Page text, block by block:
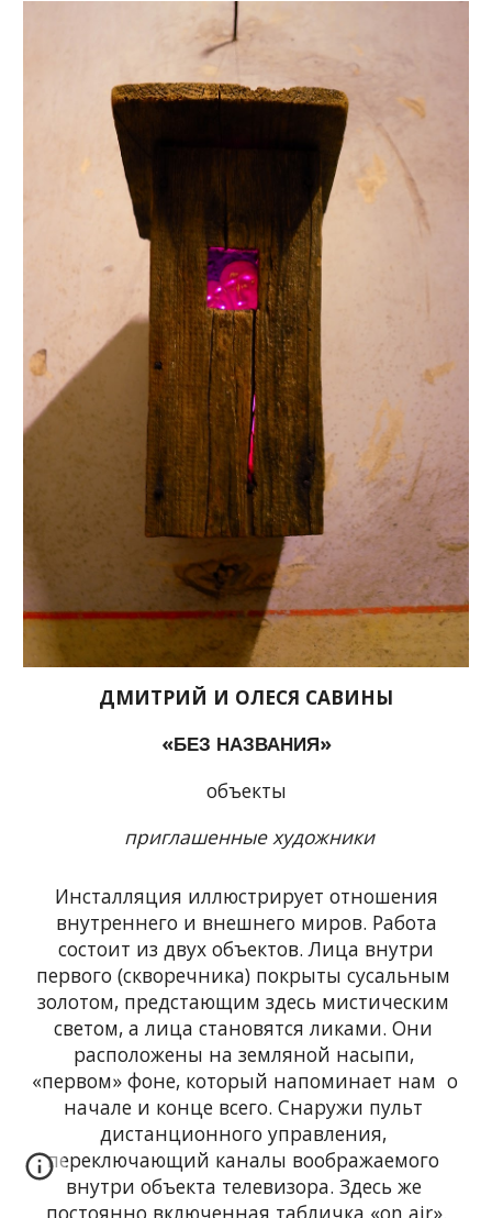
ДМИТРИЙ И ОЛЕСЯ САВИНЫ
«БЕЗ НАЗВАНИЯ»
объекты
приглашенные художники
Инсталляция иллюстрирует отношения
внутреннего и внешнего миров. Работа
состоит из двух объектов. Лица внутри
первого (скворечника) покрыты сусальным
золотом, предстающим здесь мистическим
светом, а лица становятся ликами. Они
расположены на земляной насыпи,
«первом» фоне, который напоминает нам  о
начале и конце всего. Снаружи пульт
дистанционного управления,
переключающий каналы воображаемого
внутри объекта телевизора. Здесь же